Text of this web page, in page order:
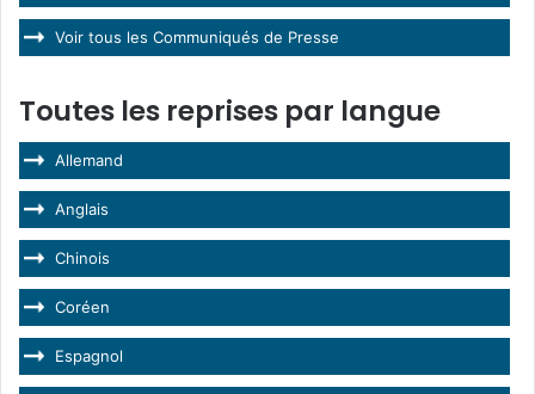
Voir tous les Communiqués de Presse
Toutes les reprises par langue
Allemand
Anglais
Chinois
Coréen
Espagnol